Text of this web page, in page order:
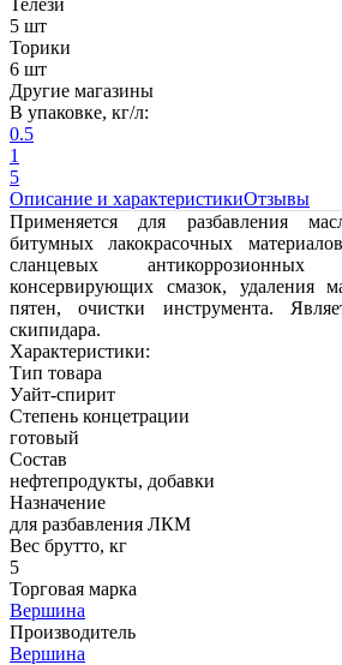
Телези
5 шт
Торики
6 шт
Другие магазины
В упаковке, кг/л:
0.5
1
5
Описание и характеристикиОтзывы
Применяется для разбавления
битумных лакокрасочных
сланцевых
консервирующих смазок, удаления
пятен, очистки инструмента.
скипидара.
Характеристики:
Тип товара
Уайт-спирит
Степень концетрации
готовый
Состав
нефтепродукты, добавки
Назначение
для разбавления ЛКМ
Вес брутто, кг
5
Торговая марка
Вершина
Производитель
Вершина